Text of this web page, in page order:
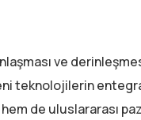
ve
teknolojilerin
de uluslararası